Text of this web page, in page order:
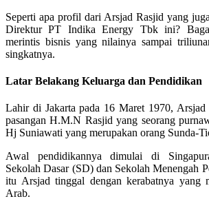
Seperti apa profil dari Arsjad Rasjid yang
Direktur PT Indika Energy Tbk ini?
merintis bisnis yang nilainya sampai
singkatnya.
Latar Belakang Keluarga dan Pendidikan
Lahir di Jakarta pada 16 Maret 1970, Arsjad
pasangan H.M.N Rasjid yang seorang
Hj Suniawati yang merupakan orang Sunda-
Awal pendidikannya dimulai di
Sekolah Dasar (SD) dan Sekolah Menengah
itu Arsjad tinggal dengan kerabatnya yang
Arab.